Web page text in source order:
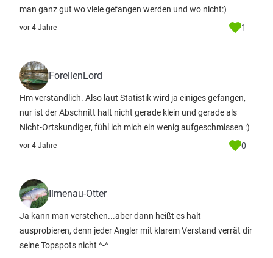
man ganz gut wo viele gefangen werden und wo nicht:)
vor 4 Jahre 1
ForellenLord
Hm verständlich. Also laut Statistik wird ja einiges gefangen,
nur ist der Abschnitt halt nicht gerade klein und gerade als
Nicht-Ortskundiger, fühl ich mich ein wenig aufgeschmissen :)
vor 4 Jahre 0
Ilmenau-Otter
Ja kann man verstehen...aber dann heißt es halt
ausprobieren, denn jeder Angler mit klarem Verstand verrät dir
seine Topspots nicht ^-^